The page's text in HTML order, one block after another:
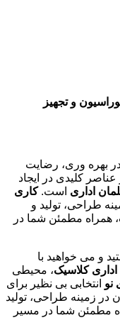
و تجهیز
بهره وری، رضایت
کلیدی در ایجاد
اداری است.کاری
زمینه طراحی، تولید و
، همراه مطمئن شما در
و می خواهید با
اداری کلاسیک، محیطی
نو انتخابی بی نظیر برای
درخشان در زمینه طراحی، تولید
مطمئن شما در مسیر